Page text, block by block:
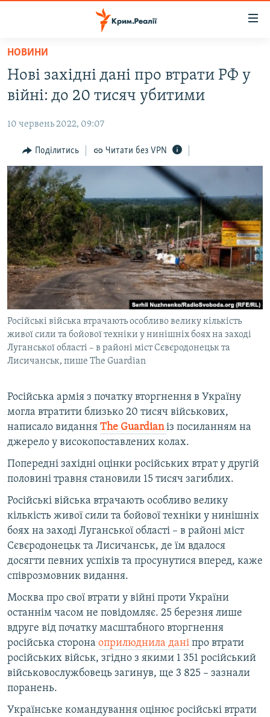
Перейти
основного
матеріалу
до
навігації
Перейти
до
пошуку
ПОЛІТИКА
БЛОГИ
ПОГЛЯД
ІНТЕРВ'Ю
ВСЕ ЗА ДЕНЬ
СПЕЦПРОЕКТИ
ДЕПОРТАЦІЯ
ВІДЕОУРОКИ «ELIFBE»
СВІДЧЕННЯ ОКУПАЦІЇ
УКРАЇНСЬКА ПРОБЛЕМА КРИМУ
ІНФОГРАФІКА
ЯК ОБІЙТИ БЛОКУВАННЯ
Русский
Qırımtatar
ДОЛУЧАЙСЯ!
Усі сайти RFE/RL
НОВИНИ
Нові західні дані про втрати РФ у
війні: до 20 тисяч убитими
10 червень 2022, 09:07
Поділитись Читати без VPN
Російські війська втрачають особливо велику кількість
живої сили та бойової техніки у нинішніх боях на заході
Луганської області – в районі міст Сєвєродонецьк та
Лисичанськ, пише The Guardian
Російська армія з початку вторгнення в Україну
могла втратити близько 20 тисяч військових,
написало видання The Guardian із посиланням на
джерело у високопоставлених колах.
Попередні західні оцінки російських втрат у другій
половині травня становили 15 тисяч загиблих.
Російські війська втрачають особливо велику
кількість живої сили та бойової техніки у нинішніх
боях на заході Луганської області – в районі міст
Сєвєродонецьк та Лисичанськ, де їм вдалося
досягти певних успіхів та просунутися вперед, каже
співрозмовник видання.
Москва про свої втрати у війні проти України
останнім часом не повідомляє. 25 березня лише
вдруге від початку масштабного вторгнення
російська сторона оприлюднила дані про втрати
російських військ, згідно з якими 1 351 російський
військовослужбовець загинув, ще 3 825 – зазнали
поранень​.
Українське командування оцінює російські втрати